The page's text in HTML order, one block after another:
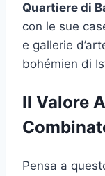
Quartiere di
con le sue
e gallerie
bohémien di
Il Valore
Pensa a